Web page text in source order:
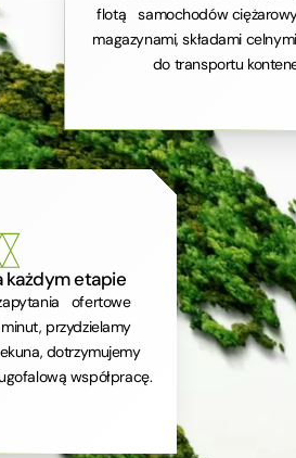
flotą samochodów
magazynami, składami
do transportu
każdym etapie
ofertowe
przydzielamy
dotrzymujemy
współpracę.